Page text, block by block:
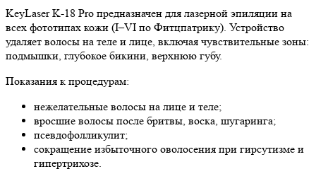
KeyLaser K-18 Pro предназначен для лазерной эпиляции на
всех фототипах кожи (I–VI по Фитцпатрику). Устройство
удаляет волосы на теле и лице, включая чувствительные зоны:
подмышки, глубокое бикини, верхнюю губу.
Показания к процедурам:
нежелательные волосы на лице и теле;
вросшие волосы после бритвы, воска, шугаринга;
псевдофолликулит;
сокращение избыточного оволосения при гирсутизме и
гипертрихозе.